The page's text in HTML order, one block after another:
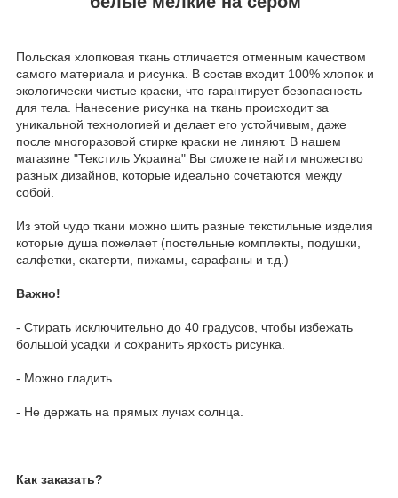
Польская хлопковая ткань отличается отменным качеством
самого материала и рисунка. В состав входит 100% хлопок и
экологически чистые краски, что гарантирует безопасность
для тела. Нанесение рисунка на ткань происходит за
уникальной технологией и делает его устойчивым, даже
после многоразовой стирке краски не линяют. В нашем
магазине "Текстиль Украина" Вы сможете найти множество
разных дизайнов, которые идеально сочетаются между
собой.
Из этой чудо ткани можно шить разные текстильные изделия
которые душа пожелает (постельные комплекты, подушки,
салфетки, скатерти, пижамы, сарафаны и т.д.)
Важно!
- Стирать исключительно до 40 градусов, чтобы избежать
большой усадки и сохранить яркость рисунка.
- Можно гладить.
- Не держать на прямых лучах солнца.
Как заказать?